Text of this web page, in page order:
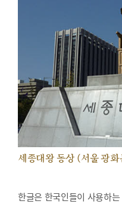
세종대왕 동상 (서울 광화
한글은 한국인들이 사용하